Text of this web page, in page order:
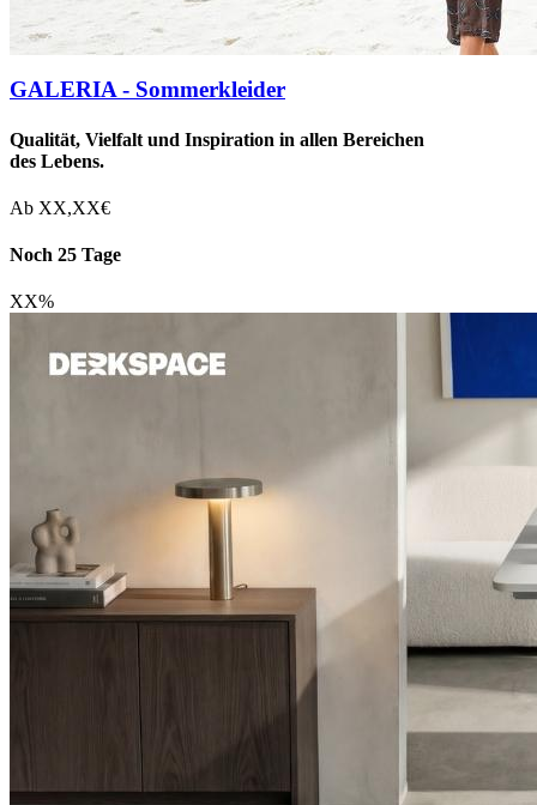
GALERIA - Sommerkleider
Qualität, Vielfalt und Inspiration in allen Bereichen
des Lebens.
Ab XX,XX€
Noch 25 Tage
XX%